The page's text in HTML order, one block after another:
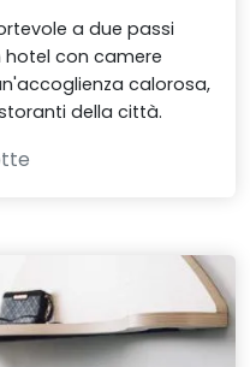
a due passi
hotel con camere
calorosa,
della città.